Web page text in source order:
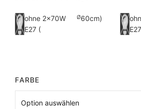
ohne 2×70W
E27 (
Ø60cm)
FARBE